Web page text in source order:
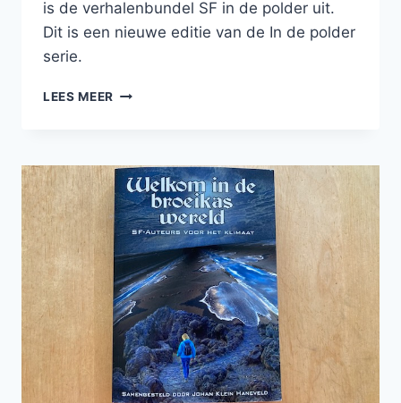
is de verhalenbundel SF in de polder uit.
Dit is een nieuwe editie van de In de polder
serie.
LEES MEER SF
IS
UIT